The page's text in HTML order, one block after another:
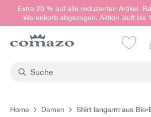
springen
Extra 20 % auf alle reduzierten Artikel.
Warenkorb abgezogen. Aktion läuft bis
Home Damen Shirt langarm aus Bio-